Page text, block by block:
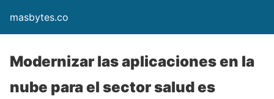
masbytes.co
Modernizar las aplicaciones en la
nube para el sector salud es